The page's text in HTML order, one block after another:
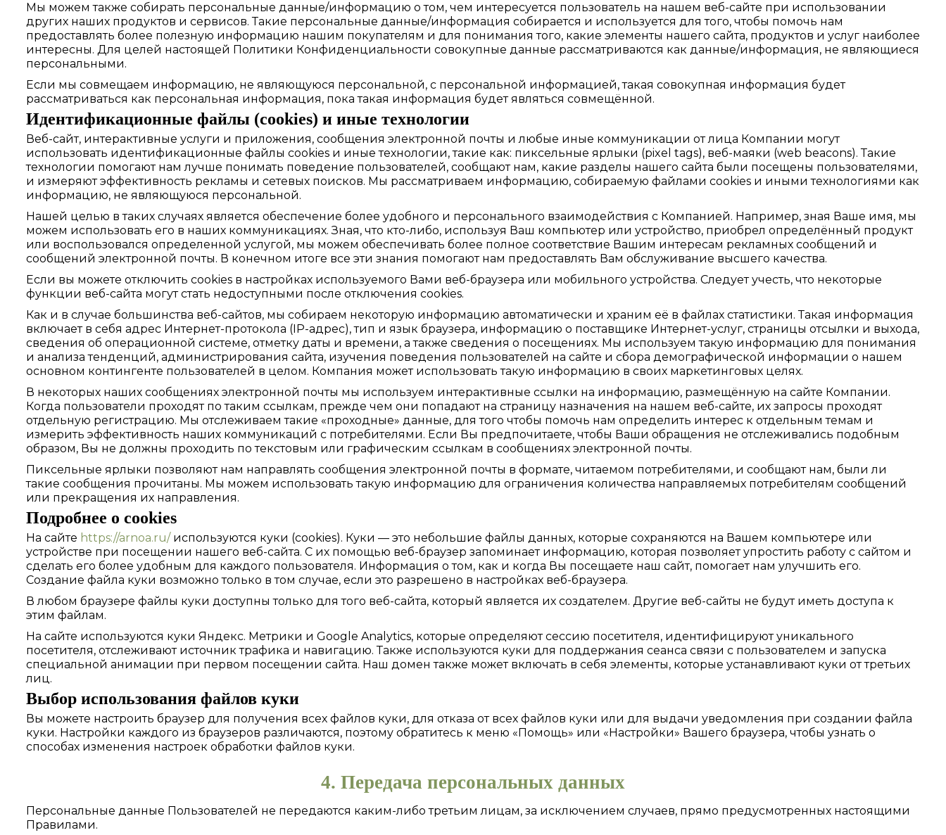
Мы можем также собирать персональные данные/информацию о том, чем интересуется пользователь на нашем веб-сайте при использовании
других наших продуктов и сервисов. Такие персональные данные/информация собирается и используется для того, чтобы помочь нам
предоставлять более полезную информацию нашим покупателям и для понимания того, какие элементы нашего сайта, продуктов и услуг наиболее
интересны. Для целей настоящей Политики Конфиденциальности совокупные данные рассматриваются как данные/информация, не являющиеся
персональными.
Если мы совмещаем информацию, не являющуюся персональной, с персональной информацией, такая совокупная информация будет
рассматриваться как персональная информация, пока такая информация будет являться совмещённой.
Идентификационные файлы (сookies) и иные технологии
Веб-сайт, интерактивные услуги и приложения, сообщения электронной почты и любые иные коммуникации от лица Компании могут
использовать идентификационные файлы cookies и иные технологии, такие как: пиксельные ярлыки (pixel tags), веб-маяки (web beacons). Такие
технологии помогают нам лучше понимать поведение пользователей, сообщают нам, какие разделы нашего сайта были посещены пользователями,
и измеряют эффективность рекламы и сетевых поисков. Мы рассматриваем информацию, собираемую файлами cookies и иными технологиями как
информацию, не являющуюся персональной.
Нашей целью в таких случаях является обеспечение более удобного и персонального взаимодействия с Компанией. Например, зная Ваше имя, мы
можем использовать его в наших коммуникациях. Зная, что кто-либо, используя Ваш компьютер или устройство, приобрел определённый продукт
или воспользовался определенной услугой, мы можем обеспечивать более полное соответствие Вашим интересам рекламных сообщений и
сообщений электронной почты. В конечном итоге все эти знания помогают нам предоставлять Вам обслуживание высшего качества.
Если вы можете отключить cookies в настройках используемого Вами веб-браузера или мобильного устройства. Следует учесть, что некоторые
функции веб-сайта могут стать недоступными после отключения cookies.
Как и в случае большинства веб-сайтов, мы собираем некоторую информацию автоматически и храним её в файлах статистики. Такая информация
включает в себя адрес Интернет-протокола (IP-адрес), тип и язык браузера, информацию о поставщике Интернет-услуг, страницы отсылки и выхода,
сведения об операционной системе, отметку даты и времени, а также сведения о посещениях. Мы используем такую информацию для понимания
и анализа тенденций, администрирования сайта, изучения поведения пользователей на сайте и сбора демографической информации о нашем
основном контингенте пользователей в целом. Компания может использовать такую информацию в своих маркетинговых целях.
В некоторых наших сообщениях электронной почты мы используем интерактивные ссылки на информацию, размещённую на сайте Компании.
Когда пользователи проходят по таким ссылкам, прежде чем они попадают на страницу назначения на нашем веб-сайте, их запросы проходят
отдельную регистрацию. Мы отслеживаем такие «проходные» данные, для того чтобы помочь нам определить интерес к отдельным темам и
измерить эффективность наших коммуникаций с потребителями. Если Вы предпочитаете, чтобы Ваши обращения не отслеживались подобным
образом, Вы не должны проходить по текстовым или графическим ссылкам в сообщениях электронной почты.
Пиксельные ярлыки позволяют нам направлять сообщения электронной почты в формате, читаемом потребителями, и сообщают нам, были ли
такие сообщения прочитаны. Мы можем использовать такую информацию для ограничения количества направляемых потребителям сообщений
или прекращения их направления.
Подробнее о cookies
На сайте https://arnoa.ru/используются куки (cookies). Куки — это небольшие файлы данных, которые сохраняются на Вашем компьютере или
устройстве при посещении нашего веб-сайта. С их помощью веб-браузер запоминает информацию, которая позволяет упростить работу с сайтом и
сделать его более удобным для каждого пользователя. Информация о том, как и когда Вы посещаете наш сайт, помогает нам улучшить его.
Создание файла куки возможно только в том случае, если это разрешено в настройках веб-браузера.
В любом браузере файлы куки доступны только для того веб-сайта, который является их создателем. Другие веб-сайты не будут иметь доступа к
этим файлам.
На сайте используются куки Яндекс. Метрики и Google Analytics, которые определяют сессию посетителя, идентифицируют уникального
посетителя, отслеживают источник трафика и навигацию. Также используются куки для поддержания сеанса связи с пользователем и запуска
специальной анимации при первом посещении сайта. Наш домен также может включать в себя элементы, которые устанавливают куки от третьих
лиц.
Выбор использования файлов куки
Вы можете настроить браузер для получения всех файлов куки, для отказа от всех файлов куки или для выдачи уведомления при создании файла
куки. Настройки каждого из браузеров различаются, поэтому обратитесь к меню «Помощь» или «Настройки» Вашего браузера, чтобы узнать о
способах изменения настроек обработки файлов куки.
4. Передача персональных данных
Персональные данные Пользователей не передаются каким-либо третьим лицам, за исключением случаев, прямо предусмотренных настоящими
Правилами.